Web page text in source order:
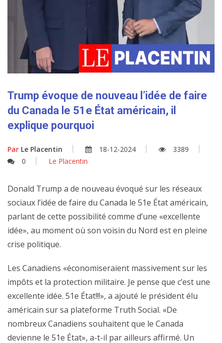
Trump évoque de nouveau l’idée de faire
du Canada le 51e État américain, il
explique pourquoi
Par Le Placentin 18-12-2024
3389
0
Le Placentin
Donald Trump a de nouveau évoqué sur les réseaux
sociaux l’idée de faire du Canada le 51e État américain,
parlant de cette possibilité comme d’une «excellente
idée», au moment où son voisin du Nord est en pleine
crise politique.
Les Canadiens «économiseraient massivement sur les
impôts et la protection militaire. Je pense que c’est une
excellente idée. 51e État!!!», a ajouté le président élu
américain sur sa plateforme Truth Social. «De
nombreux Canadiens souhaitent que le Canada
devienne le 51e État», a-t-il par ailleurs affirmé. Un